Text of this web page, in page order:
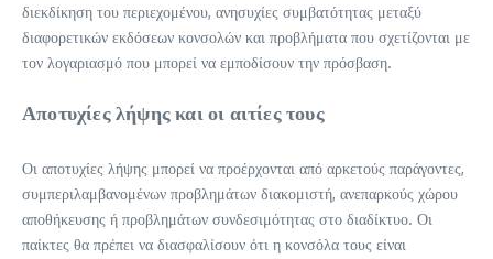
διεκδίκηση του περιεχομένου, ανησυχίες συμβατότητας μεταξύ
διαφορετικών εκδόσεων κονσολών και προβλήματα που σχετίζονται με
τον λογαριασμό που μπορεί να εμποδίσουν την πρόσβαση.
Αποτυχίες λήψης και οι αιτίες τους
Οι αποτυχίες λήψης μπορεί να προέρχονται από αρκετούς παράγοντες,
συμπεριλαμβανομένων προβλημάτων διακομιστή, ανεπαρκούς χώρου
αποθήκευσης ή προβλημάτων συνδεσιμότητας στο διαδίκτυο. Οι
παίκτες θα πρέπει να διασφαλίσουν ότι η κονσόλα τους είναι